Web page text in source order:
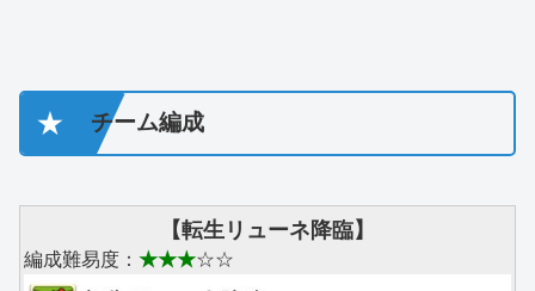
★ チーム編成
【転生リューネ降臨】
編成難易度： ★★★☆☆